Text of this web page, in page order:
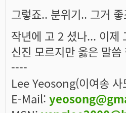
그렇죠.. 분위기.. 그거
작년에 고 2 셨나... 이제
신진 모르지만 옳은 말
----
Lee Yeosong(이여송 사
E-Mail: